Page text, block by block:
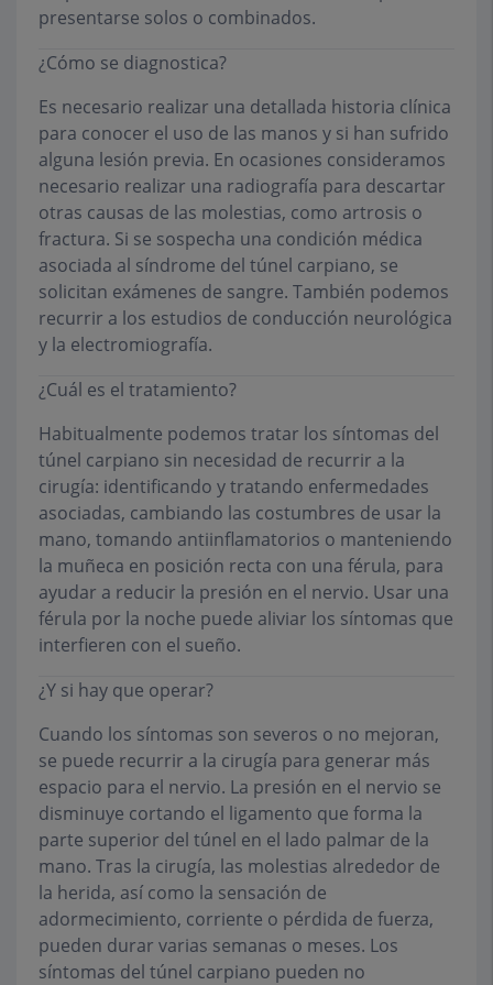
presentarse solos o combinados.
¿Cómo se diagnostica?
Es necesario realizar una detallada historia clínica
para conocer el uso de las manos y si han sufrido
alguna lesión previa. En ocasiones consideramos
necesario realizar una radiografía para descartar
otras causas de las molestias, como artrosis o
fractura. Si se sospecha una condición médica
asociada al síndrome del túnel carpiano, se
solicitan exámenes de sangre. También podemos
recurrir a los estudios de conducción neurológica
y la electromiografía.
¿Cuál es el tratamiento?
Habitualmente podemos tratar los síntomas del
túnel carpiano sin necesidad de recurrir a la
cirugía: identificando y tratando enfermedades
asociadas, cambiando las costumbres de usar la
mano, tomando antiinflamatorios o manteniendo
la muñeca en posición recta con una férula, para
ayudar a reducir la presión en el nervio. Usar una
férula por la noche puede aliviar los síntomas que
interfieren con el sueño.
¿Y si hay que operar?
Cuando los síntomas son severos o no mejoran,
se puede recurrir a la cirugía para generar más
espacio para el nervio. La presión en el nervio se
disminuye cortando el ligamento que forma la
parte superior del túnel en el lado palmar de la
mano. Tras la cirugía, las molestias alrededor de
la herida, así como la sensación de
adormecimiento, corriente o pérdida de fuerza,
pueden durar varias semanas o meses. Los
síntomas del túnel carpiano pueden no